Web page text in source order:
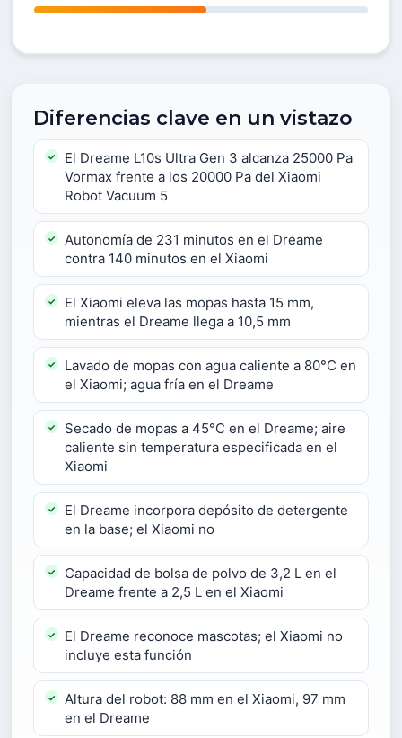
Diferencias clave en un vistazo
El Dreame L10s Ultra Gen 3 alcanza 25000 Pa
Vormax frente a los 20000 Pa del Xiaomi
Robot Vacuum 5
Autonomía de 231 minutos en el Dreame
contra 140 minutos en el Xiaomi
El Xiaomi eleva las mopas hasta 15 mm,
mientras el Dreame llega a 10,5 mm
Lavado de mopas con agua caliente a 80°C en
el Xiaomi; agua fría en el Dreame
Secado de mopas a 45°C en el Dreame; aire
caliente sin temperatura especificada en el
Xiaomi
El Dreame incorpora depósito de detergente
en la base; el Xiaomi no
Capacidad de bolsa de polvo de 3,2 L en el
Dreame frente a 2,5 L en el Xiaomi
El Dreame reconoce mascotas; el Xiaomi no
incluye esta función
Altura del robot: 88 mm en el Xiaomi, 97 mm
en el Dreame